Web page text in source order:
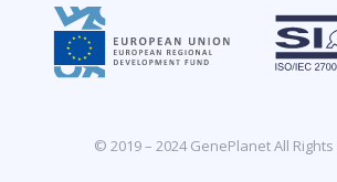
© 2019 – 2024 GenePlanet All